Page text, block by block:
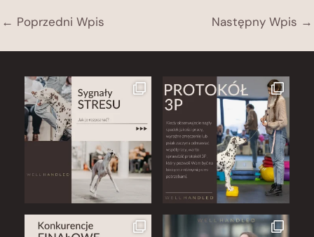
← Poprzedni Wpis Następny Wpis →